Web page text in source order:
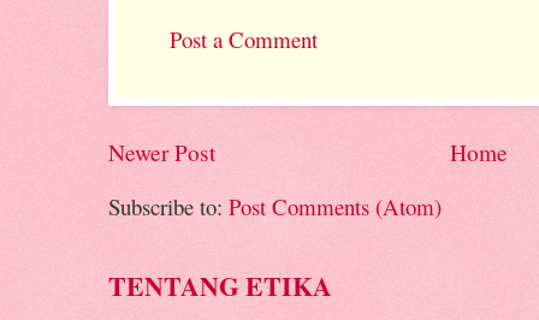
Post a Comment
Newer Post
Home
Subscribe to: Post Comments (Atom)
TENTANG ETIKA